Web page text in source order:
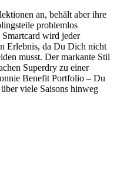
an, behält aber ihre
problemlos
wird jeder
Erlebnis, da Du Dich nicht
musst. Der markante Stil
Superdry zu einer
Benefit Portfolio – Du
viele Saisons hinweg